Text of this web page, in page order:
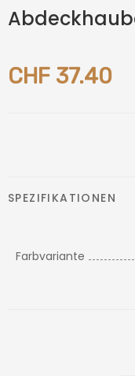
CHF 37.40
SPEZIFIKATIONEN
Farbvariante